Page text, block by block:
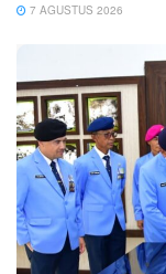
7 AGUSTUS 2026